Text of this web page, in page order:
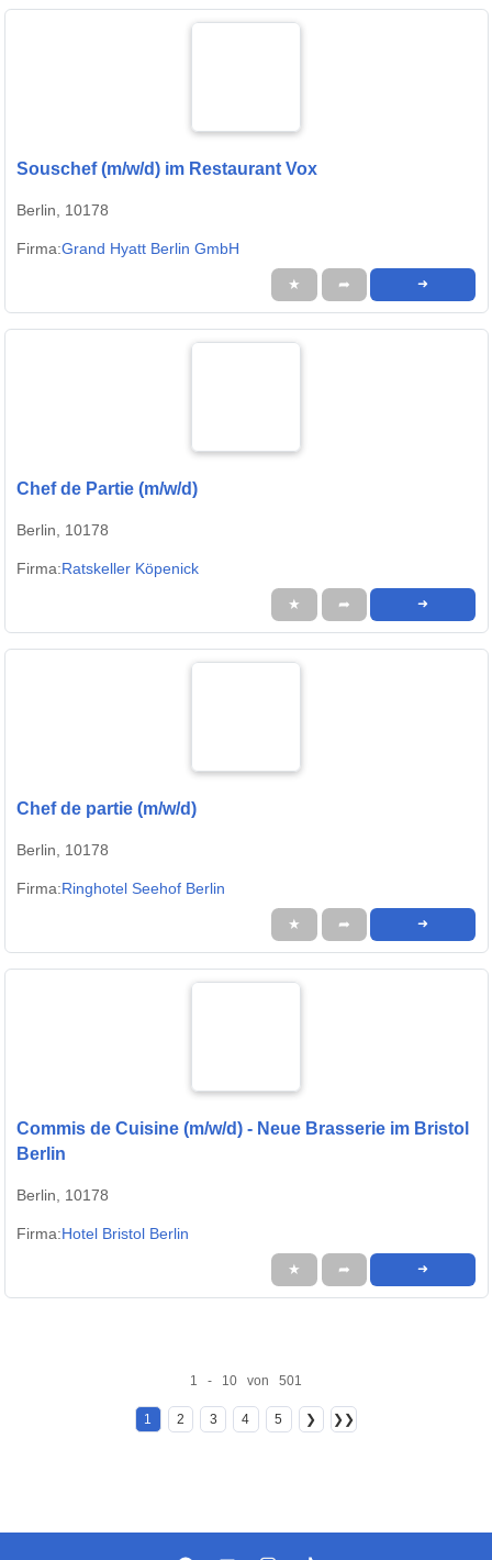
Souschef (m/w/d) im Restaurant Vox
Berlin, 10178
Firma:Grand Hyatt Berlin GmbH
★ ➦ ➜
Chef de Partie (m/w/d)
Berlin, 10178
Firma:Ratskeller Köpenick
★ ➦ ➜
Chef de partie (m/w/d)
Berlin, 10178
Firma:Ringhotel Seehof Berlin
★ ➦ ➜
Commis de Cuisine (m/w/d) - Neue Brasserie im Bristol
Berlin
Berlin, 10178
Firma:Hotel Bristol Berlin
★ ➦ ➜
1 - 10 von 501
1 2 3 4 5 ❯ ❯❯